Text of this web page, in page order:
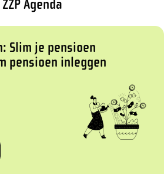
ZZP Agenda
Slim je pensioen
pensioen inleggen